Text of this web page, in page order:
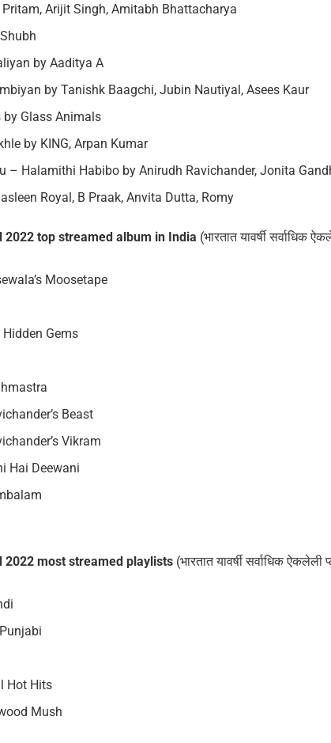
Arijit Singh, Amitabh Bhattacharya
by Aaditya A
by Tanishk Baagchi, Jubin Nautiyal, Asees Kaur
by Glass Animals
by KING, Arpan Kumar
– Halamithi Habibo by Anirudh Ravichander, Jonita
Royal, B Praak, Anvita Dutta, Romy
2022 top streamed album in India (भारतात यावर्षी सर्वाधिक
Moosetape
Hidden Gems
Beast
Vikram
Hai Deewani
2022 most streamed playlists (भारतात यावर्षी सर्वाधिक ऐकलेली
Hot Hits
Mush